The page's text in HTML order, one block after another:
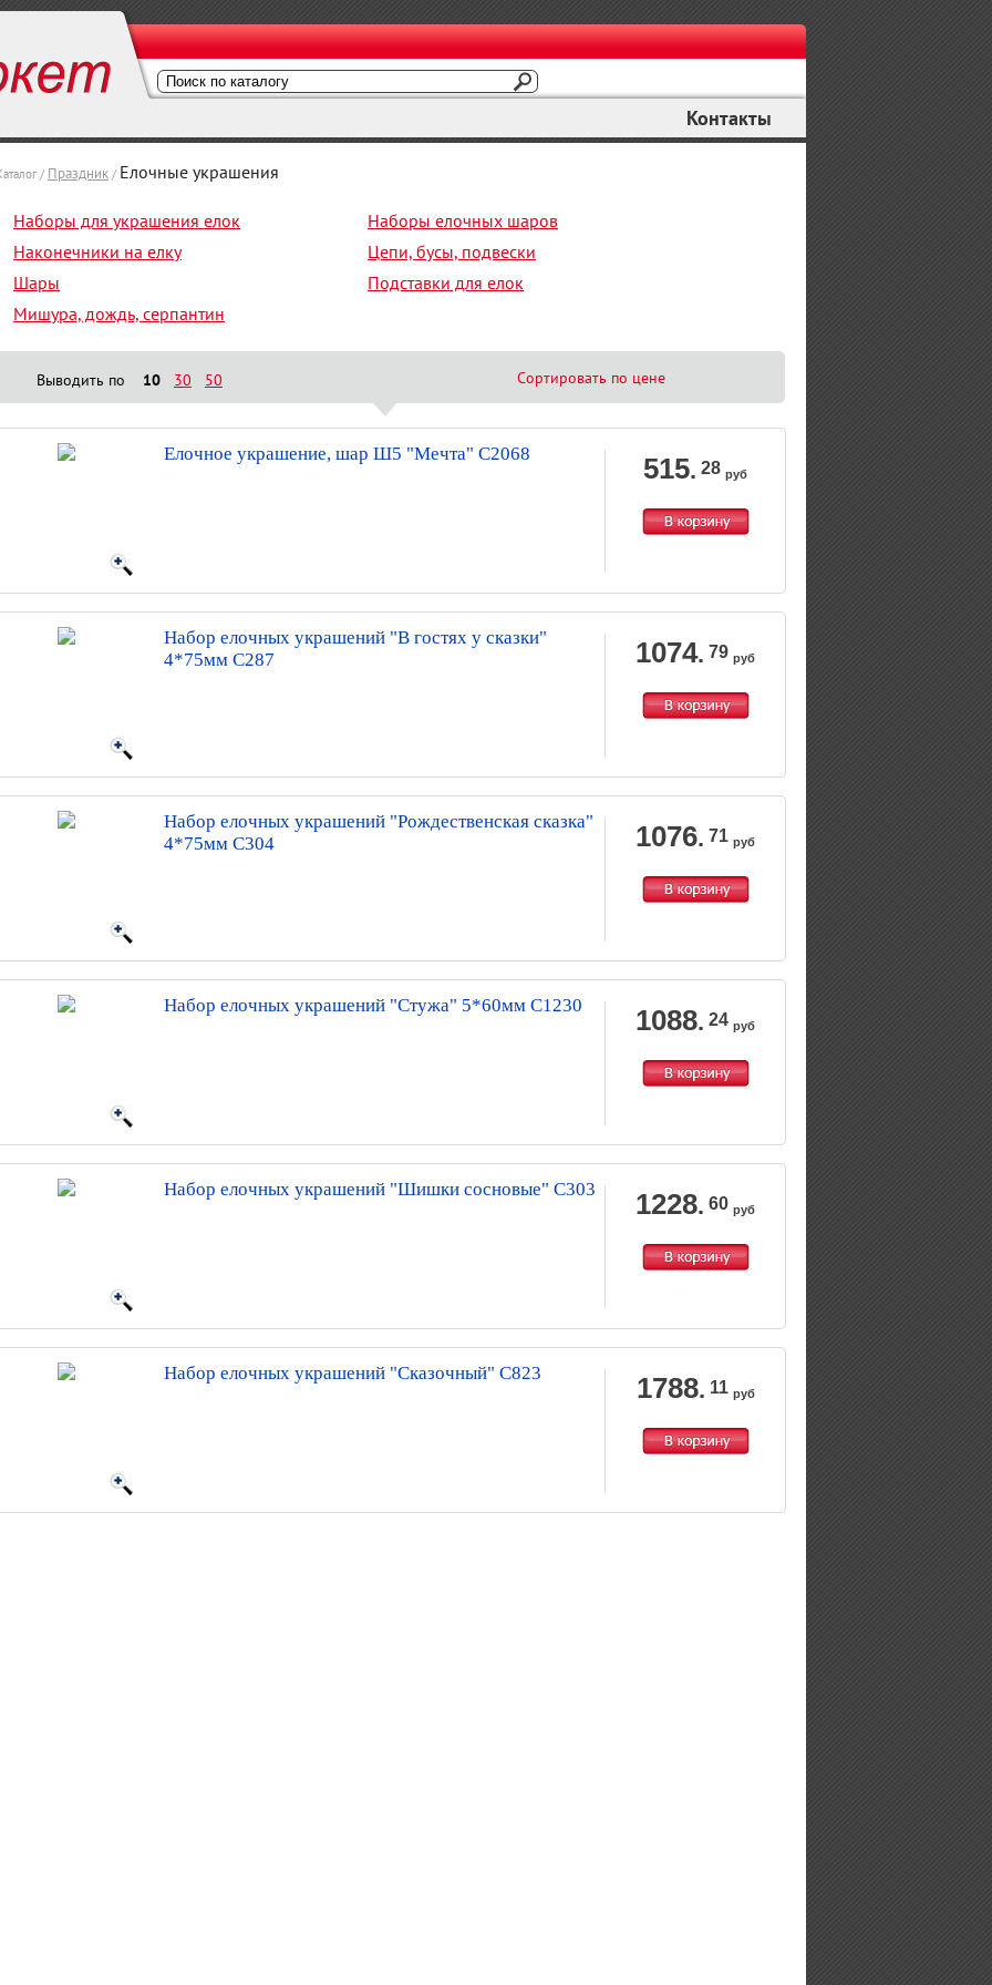
Контакты
/ Праздник / Елочные украшения
Наборы для украшения елок
Наборы елочных шаров
Наконечники на елку
Цепи, бусы, подвески
Шары
Подставки для елок
Мишура, дождь, серпантин
Выводить по 10 30 50 Сортировать по цене
Елочное украшение, шар Ш5 "Мечта" С2068 515. 28 руб
Набор елочных украшений "В гостях у сказки"
4*75мм С287
1074. 79 руб
Набор елочных украшений "Рождественская сказка"
4*75мм С304
1076. 71 руб
Набор елочных украшений "Стужа" 5*60мм С1230 1088. 24 руб
Набор елочных украшений "Шишки сосновые" С303 1228. 60 руб
Набор елочных украшений "Сказочный" С823 1788. 11 руб